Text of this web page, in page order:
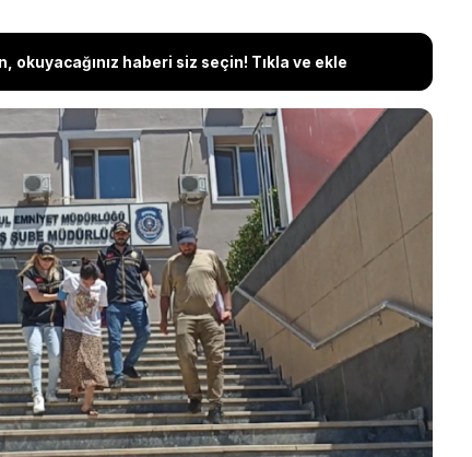
okuyacağınız haberi siz seçin! Tıkla ve ekle
ayrı hırsızlık kaydı ve 127 yıl kesinleşmiş hapis
doğum gerekçesiyle ertelenen ceza süresi
teslim olmayan firari Elif Ş., İstanbul'da
operasyonla yakalandı.